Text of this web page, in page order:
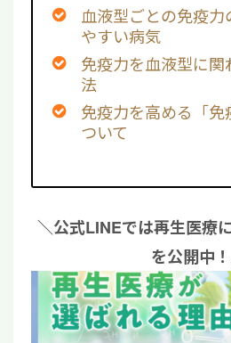
血液型ごとの免疫力
やすい病気
免疫力を血液型に
法
免疫力を高める「免
ついて
＼公式LINEでは再生医療
を公開中